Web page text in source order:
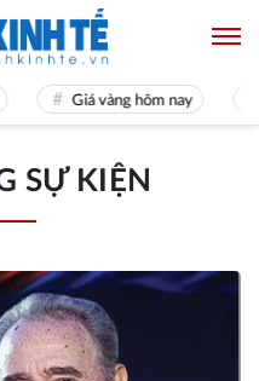
Giá vàng hôm nay
SỰ KIỆN